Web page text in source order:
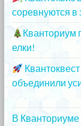
соревнуются в
Кванториум
елки!
объединили
В Кванториуме